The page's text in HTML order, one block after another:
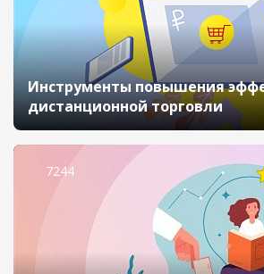
Инструменты повышения
дистанционной торговли
7244